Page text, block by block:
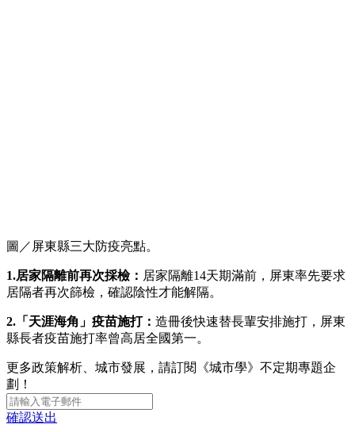
圖／屏東縣三大防疫亮點。
1.居家隔離前再次採檢： 居家隔離14天期滿前，屏東率先要求
居隔者再次篩檢，確認陰性才能解隔。
2.「天涯海角」疫苗施打： 造冊後快速替長輩安排施打，屏東
縣長者疫苗施打率曾高居全國第一。
更多政策解析、城市發展，請訂閱《城市學》不定期專題企
劃！
確認送出